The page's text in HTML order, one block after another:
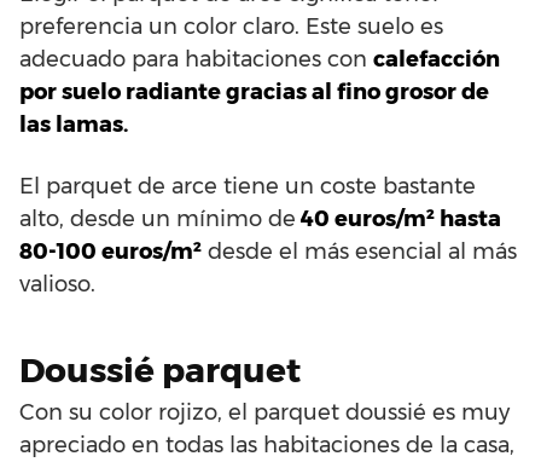
preferencia un color claro. Este suelo es
adecuado para habitaciones con calefacción
por suelo radiante gracias al fino grosor de
las lamas.
El parquet de arce tiene un coste bastante
alto, desde un mínimo de 40 euros/m² hasta
80-100 euros/m² desde el más esencial al más
valioso.
Doussié parquet
Con su color rojizo, el parquet doussié es muy
apreciado en todas las habitaciones de la casa,